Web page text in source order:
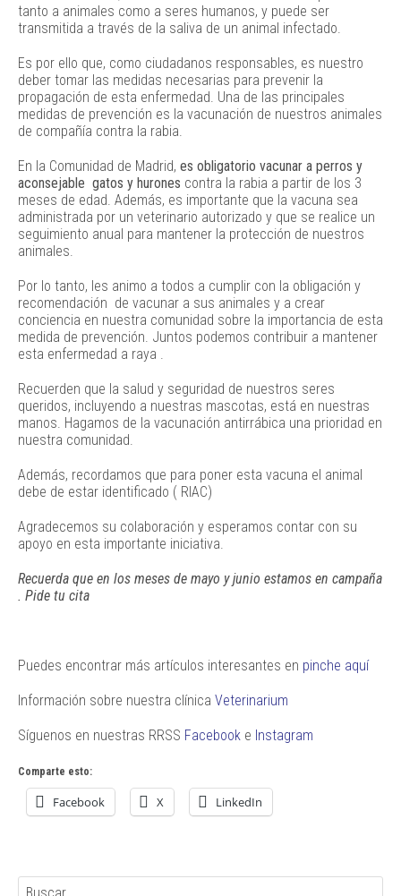
tanto a animales como a seres humanos, y puede ser
transmitida a través de la saliva de un animal infectado.
Es por ello que, como ciudadanos responsables, es nuestro
deber tomar las medidas necesarias para prevenir la
propagación de esta enfermedad. Una de las principales
medidas de prevención es la vacunación de nuestros animales
de compañía contra la rabia.
En la Comunidad de Madrid, es obligatorio vacunar a perros y
aconsejable gatos y hurones contra la rabia a partir de los 3
meses de edad. Además, es importante que la vacuna sea
administrada por un veterinario autorizado y que se realice un
seguimiento anual para mantener la protección de nuestros
animales.
Por lo tanto, les animo a todos a cumplir con la obligación y
recomendación de vacunar a sus animales y a crear
conciencia en nuestra comunidad sobre la importancia de esta
medida de prevención. Juntos podemos contribuir a mantener
esta enfermedad a raya .
Recuerden que la salud y seguridad de nuestros seres
queridos, incluyendo a nuestras mascotas, está en nuestras
manos. Hagamos de la vacunación antirrábica una prioridad en
nuestra comunidad.
Además, recordamos que para poner esta vacuna el animal
debe de estar identificado ( RIAC)
Agradecemos su colaboración y esperamos contar con su
apoyo en esta importante iniciativa.
Recuerda que en los meses de mayo y junio estamos en campaña
. Pide tu cita
Puedes encontrar más artículos interesantes en pinche aquí
Información sobre nuestra clínica Veterinarium
Síguenos en nuestras RRSS Facebook e Instagram
Comparte esto:
Facebook X LinkedIn